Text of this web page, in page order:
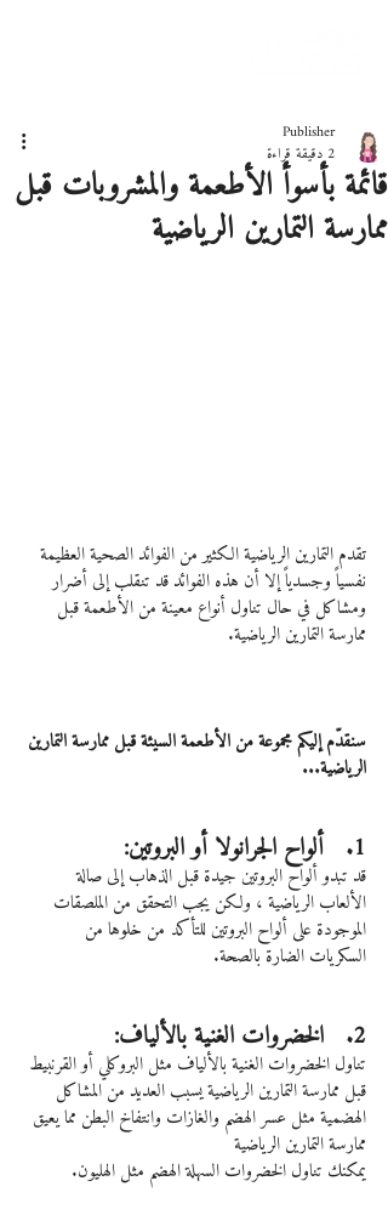
قائمة بأسوأ الأطعمة والمشروبات قبل
ممارسة التمارين الرياضية
Publisher
2 دقيقة قراءة
تقدم التمارين الرياضية الكثير من الفوائد الصحية العظيمة
نفسياً وجسدياً إلا أن هذه الفوائد قد تنقلب إلى أضرار
ومشاكل في حال تناول أنواع معينة من الأطعمة قبل
ممارسة التمارين الرياضية.
سنقدّم إليكم مجموعة من الأطعمة السيئة قبل ممارسة التمارين
الرياضية...
1.   ألواح الجرانولا أو البروتين:
قد تبدو ألواح البروتين جيدة قبل الذهاب إلى صالة
الألعاب الرياضية ، ولكن يجب التحقق من الملصقات
الموجودة على ألواح البروتين للتأكد من خلوها من
السكريات الضارة بالصحة.
2.   الخضروات الغنية بالألياف:
تناول الخضروات الغنية بالألياف مثل البروكلي أو القرنبيط
قبل ممارسة التمارين الرياضية يسبب العديد من المشاكل
الهضمية مثل عسر الهضم والغازات وانتفاخ البطن مما يعيق
ممارسة التمارين الرياضية
يمكنك تناول الخضروات السهلة الهضم مثل الهليون.